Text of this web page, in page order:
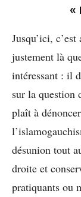
«
Jusqu’ici,
justement là
intéressant : il
sur la question
plaît à
désunion tout
droite et
pratiquants ou